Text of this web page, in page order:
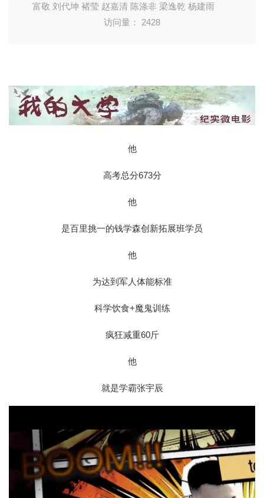
富敬 刘代坤 褚莹 赵嘉清 陈涤非 梁逸乾 杨建雨
访问量： 2428
他
高考总分673分
他
是百里挑一的钱学森创新拓展班学员
他
为达到军人体能标准
科学饮食+魔鬼训练
疯狂减重60斤
他
就是学霸张宇辰